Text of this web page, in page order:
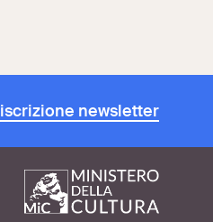
iscrizione newsletter